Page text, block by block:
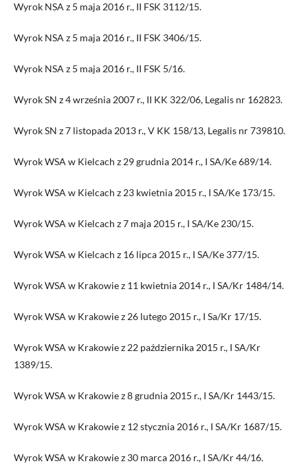
Wyrok NSA z 5 maja 2016 r., II FSK 3112/15.
Wyrok NSA z 5 maja 2016 r., II FSK 3406/15.
Wyrok NSA z 5 maja 2016 r., II FSK 5/16.
Wyrok SN z 4 września 2007 r., II KK 322/06, Legalis nr 162823.
Wyrok SN z 7 listopada 2013 r., V KK 158/13, Legalis nr 739810.
Wyrok WSA w Kielcach z 29 grudnia 2014 r., I SA/Ke 689/14.
Wyrok WSA w Kielcach z 23 kwietnia 2015 r., I SA/Ke 173/15.
Wyrok WSA w Kielcach z 7 maja 2015 r., I SA/Ke 230/15.
Wyrok WSA w Kielcach z 16 lipca 2015 r., I SA/Ke 377/15.
Wyrok WSA w Krakowie z 11 kwietnia 2014 r., I SA/Kr 1484/14.
Wyrok WSA w Krakowie z 26 lutego 2015 r., I Sa/Kr 17/15.
Wyrok WSA w Krakowie z 22 października 2015 r., I SA/Kr
1389/15.
Wyrok WSA w Krakowie z 8 grudnia 2015 r., I SA/Kr 1443/15.
Wyrok WSA w Krakowie z 12 stycznia 2016 r., I SA/Kr 1687/15.
Wyrok WSA w Krakowie z 30 marca 2016 r., I SA/Kr 44/16.